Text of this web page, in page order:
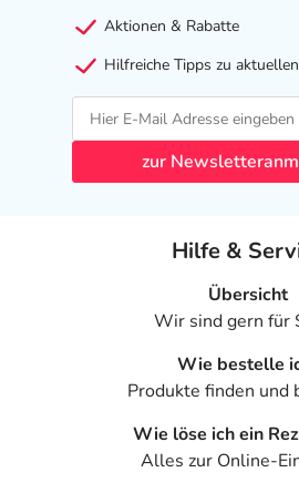
Aktionen & Rabatte
Hilfreiche Tipps zu
zur
Hilfe &
Übersicht
Wir sind gern für
Wie bestelle
Produkte finden und
Wie löse ich ein
Alles zur Online-